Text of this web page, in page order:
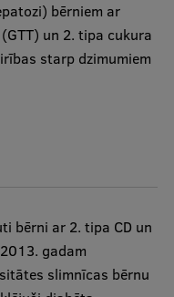
bērniem ar
un 2. tipa cukura
starp dzimumiem
bērni ar 2. tipa CD un
gadam
slimnīcas bērnu